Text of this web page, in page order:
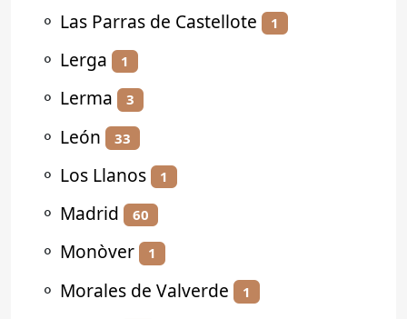
⚬ Las Parras de Castellote 1
⚬ Lerga 1
⚬ Lerma 3
⚬ León 33
⚬ Los Llanos 1
⚬ Madrid 60
⚬ Monòver 1
⚬ Morales de Valverde 1